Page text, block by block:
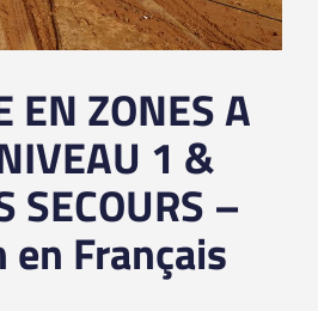
EN ZONES A
1 &
SECOURS –
Français